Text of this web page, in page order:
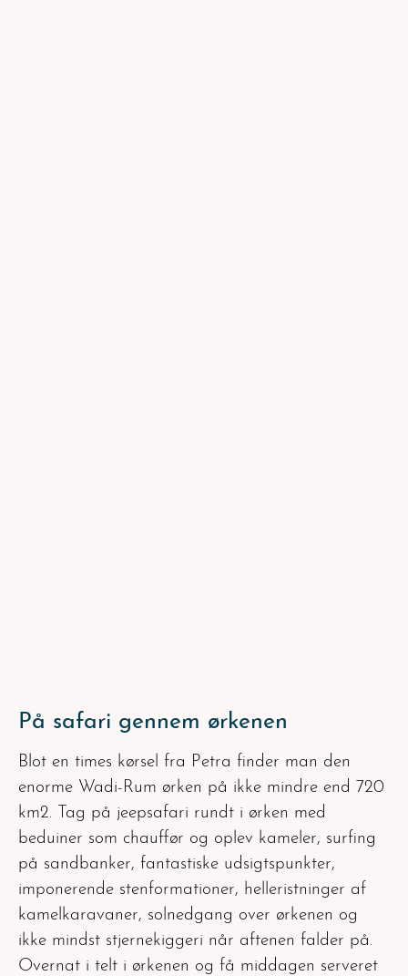
På safari gennem ørkenen
Blot en times kørsel fra Petra finder man den
enorme Wadi-Rum ørken på ikke mindre end 720
km2. Tag på jeepsafari rundt i ørken med
beduiner som chauffør og oplev kameler, surfing
på sandbanker, fantastiske udsigtspunkter,
imponerende stenformationer, helleristninger af
kamelkaravaner, solnedgang over ørkenen og
ikke mindst stjernekiggeri når aftenen falder på.
Overnat i telt i ørkenen og få middagen serveret